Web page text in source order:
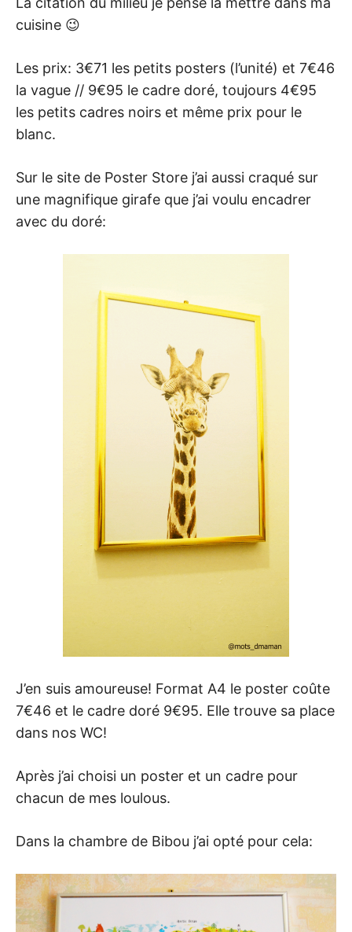
cuisine 😉
Les prix: 3€71 les petits posters (l’unité) et 7€46
la vague // 9€95 le cadre doré, toujours 4€95
les petits cadres noirs et même prix pour le
blanc.
Sur le site de Poster Store j’ai aussi craqué sur
une magnifique girafe que j’ai voulu encadrer
avec du doré:
J’en suis amoureuse! Format A4 le poster coûte
7€46 et le cadre doré 9€95. Elle trouve sa place
dans nos WC!
Après j’ai choisi un poster et un cadre pour
chacun de mes loulous.
Dans la chambre de Bibou j’ai opté pour cela: